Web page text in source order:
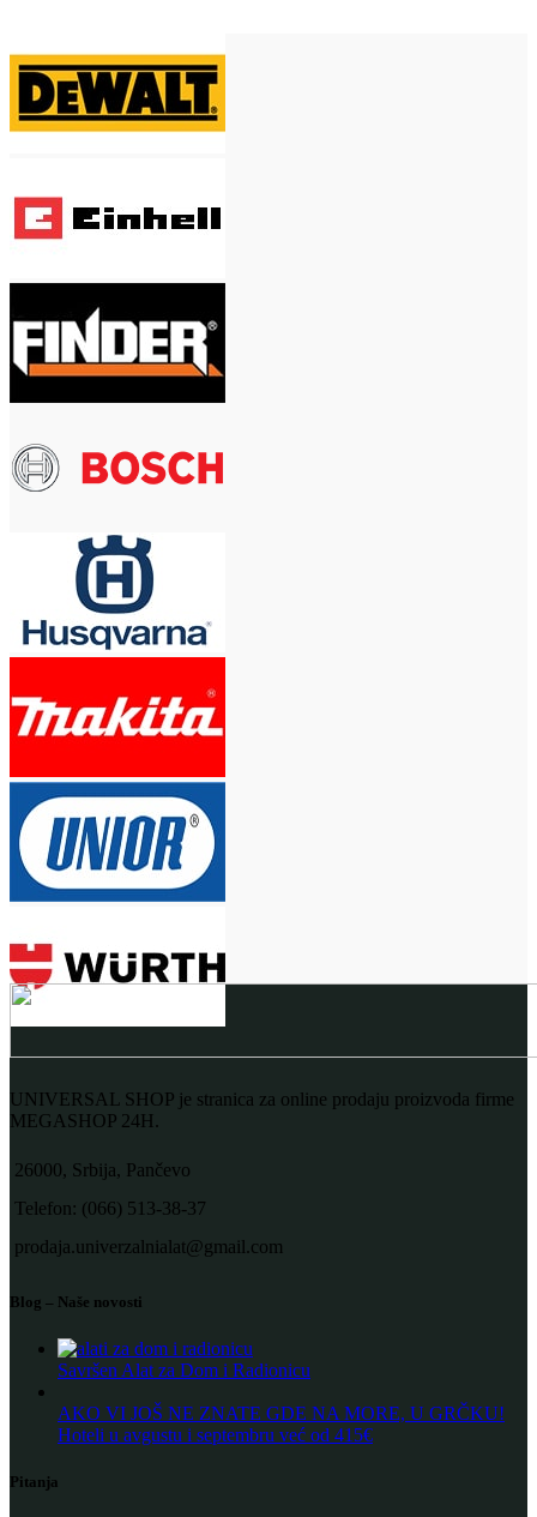
UNIVERSAL SHOP je stranica za online prodaju proizvoda firme
MEGASHOP 24H.
26000, Srbija, Pančevo
Telefon: (066) 513-38-37
prodaja.univerzalnialat@gmail.com
Blog – Naše novosti
Savršen Alat za Dom i Radionicu
AKO VI JOŠ NE ZNATE GDE NA MORE, U GRČKU!
Hoteli u avgustu i septembru već od 415€
Pitanja